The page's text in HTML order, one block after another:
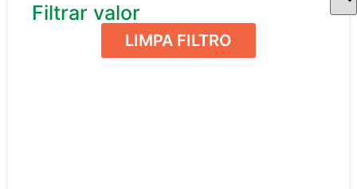
Filtrar valor
LIMPA FILTRO